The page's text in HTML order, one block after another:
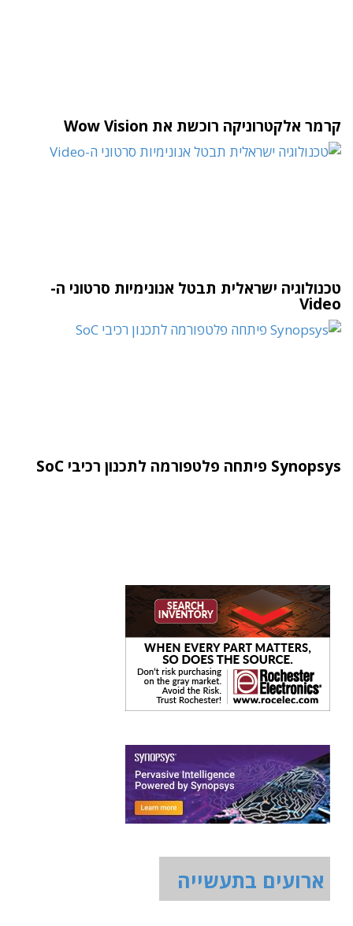
קרמר אלקטרוניקה רוכשת את Wow Vision
טכנולוגיה ישראלית תבטל אנונימיות סרטוני ה-
Video
Synopsys פיתחה פלטפורמה לתכנון רכיבי SoC
ארועים בתעשייה